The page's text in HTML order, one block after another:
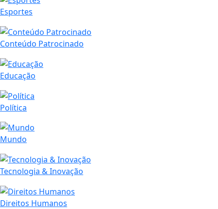
Esportes
Conteúdo Patrocinado
Educação
Política
Mundo
Tecnologia & Inovação
Direitos Humanos